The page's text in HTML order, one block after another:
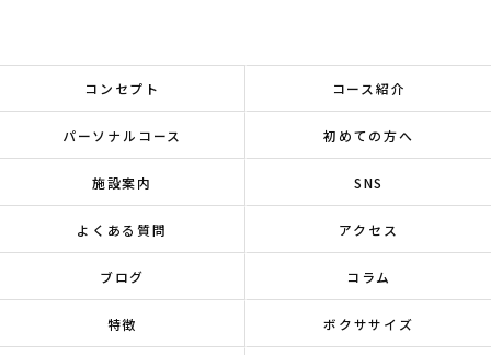
コンセプト コース紹介
パーソナルコース 初めての方へ
施設案内 SNS
よくある質問 アクセス
ブログ コラム
特徴 ボクササイズ